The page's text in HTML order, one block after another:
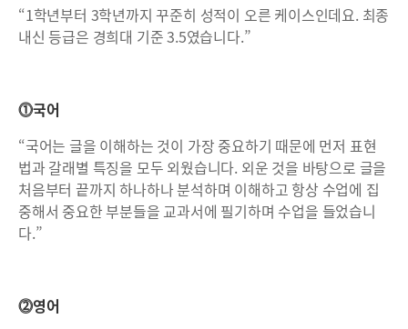
“1학년부터 3학년까지 꾸준히 성적이 오른 케이스인데요. 최종
내신 등급은 경희대 기준 3.5였습니다.”
⓵국어
“국어는 글을 이해하는 것이 가장 중요하기 때문에 먼저 표현
법과 갈래별 특징을 모두 외웠습니다. 외운 것을 바탕으로 글을
처음부터 끝까지 하나하나 분석하며 이해하고 항상 수업에 집
중해서 중요한 부분들을 교과서에 필기하며 수업을 들었습니
다.”
⓶영어